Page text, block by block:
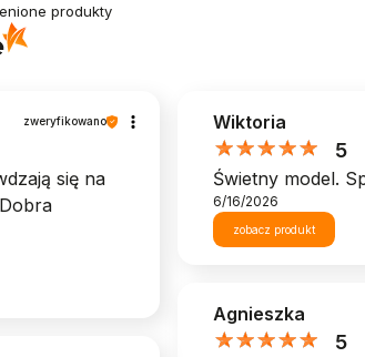
produkty
zweryfikowano
się na
Wiktoria
5
Świetny model.
6/16/2026
zobacz produkt
Agnieszka
5